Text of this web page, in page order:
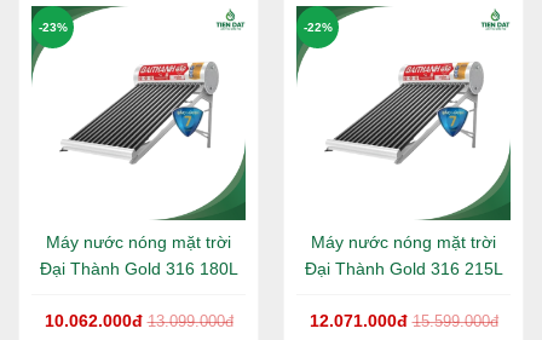
Máy nước nóng mặt trời
Đại Thành Gold 316 180L
10.062.000đ 13.099.000đ
-23%
Máy nước nóng mặt trời
Đại Thành Gold 316 215L
12.071.000đ 15.599.000đ
-22%